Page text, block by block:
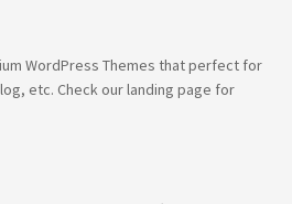
WordPress Themes that perfect for
etc. Check our landing page for